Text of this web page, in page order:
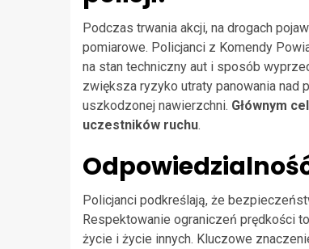
Podczas trwania akcji, na drogach
pomiarowe. Policjanci z Komendy
na stan techniczny aut i sposób
zwiększa ryzyko utraty panowania nad
uszkodzonej nawierzchni. Głównym
uczestników ruchu.
Policjanci podkreślają, że
Respektowanie ograniczeń prędkości
życie i życie innych. Kluczowe